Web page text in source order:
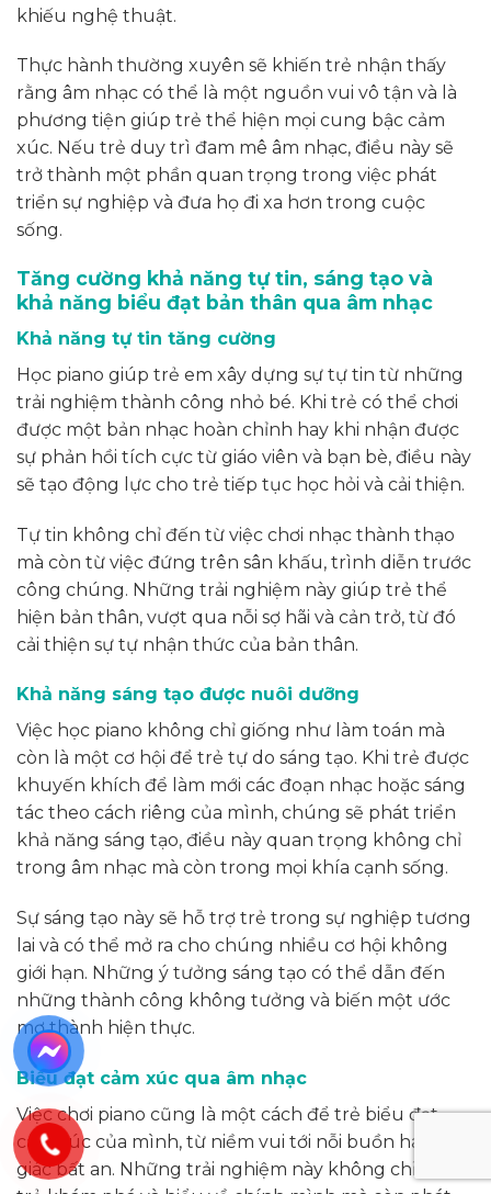
khiếu nghệ thuật.
Thực hành thường xuyên sẽ khiến trẻ nhận thấy
rằng âm nhạc có thể là một nguồn vui vô tận và là
phương tiện giúp trẻ thể hiện mọi cung bậc cảm
xúc. Nếu trẻ duy trì đam mê âm nhạc, điều này sẽ
trở thành một phần quan trọng trong việc phát
triển sự nghiệp và đưa họ đi xa hơn trong cuộc
sống.
Tăng cường khả năng tự tin, sáng tạo và
khả năng biểu đạt bản thân qua âm nhạc
Khả năng tự tin tăng cường
Học piano giúp trẻ em xây dựng sự tự tin từ những
trải nghiệm thành công nhỏ bé. Khi trẻ có thể chơi
được một bản nhạc hoàn chỉnh hay khi nhận được
sự phản hồi tích cực từ giáo viên và bạn bè, điều này
sẽ tạo động lực cho trẻ tiếp tục học hỏi và cải thiện.
Tự tin không chỉ đến từ việc chơi nhạc thành thạo
mà còn từ việc đứng trên sân khấu, trình diễn trước
công chúng. Những trải nghiệm này giúp trẻ thể
hiện bản thân, vượt qua nỗi sợ hãi và cản trở, từ đó
cải thiện sự tự nhận thức của bản thân.
Khả năng sáng tạo được nuôi dưỡng
Việc học piano không chỉ giống như làm toán mà
còn là một cơ hội để trẻ tự do sáng tạo. Khi trẻ được
khuyến khích để làm mới các đoạn nhạc hoặc sáng
tác theo cách riêng của mình, chúng sẽ phát triển
khả năng sáng tạo, điều này quan trọng không chỉ
trong âm nhạc mà còn trong mọi khía cạnh sống.
Sự sáng tạo này sẽ hỗ trợ trẻ trong sự nghiệp tương
lai và có thể mở ra cho chúng nhiều cơ hội không
giới hạn. Những ý tưởng sáng tạo có thể dẫn đến
những thành công không tưởng và biến một ước
mơ thành hiện thực.
Biểu đạt cảm xúc qua âm nhạc
Việc chơi piano cũng là một cách để trẻ biểu đạt
cảm xúc của mình, từ niềm vui tới nỗi buồn hay cảm
giác bất an. Những trải nghiệm này không chỉ giúp